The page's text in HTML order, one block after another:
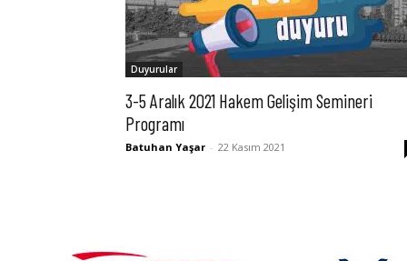
Duyurular
3-5 Aralık 2021 Hakem Gelişim Semineri
Programı
Batuhan Yaşar - 22 Kasım 2021